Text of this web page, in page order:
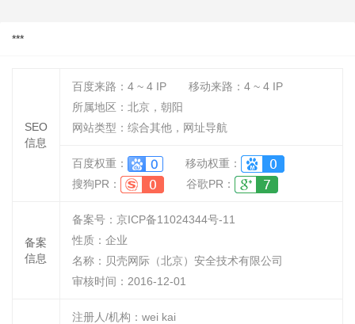
***
SEO
信息
百度来路： 4 ~ 4 IP 移动来路： 4 ~ 4 IP
所属地区：北京，朝阳
网站类型：综合其他，网址导航
百度权重：
移动权重：
搜狗PR：
谷歌PR：
备案
信息
备案号：京ICP备11024344号-11
性质： 企业
名称： 贝壳网际（北京）安全技术有限公司
审核时间： 2016-12-01
注册人/机构：wei kai